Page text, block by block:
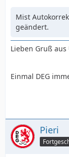
Mist
geändert.
Lieben Gruß
Einmal DEG
Pieri